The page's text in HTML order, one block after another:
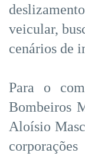
veicular,
cenários de
Para o
Bombeiros
Aloísio